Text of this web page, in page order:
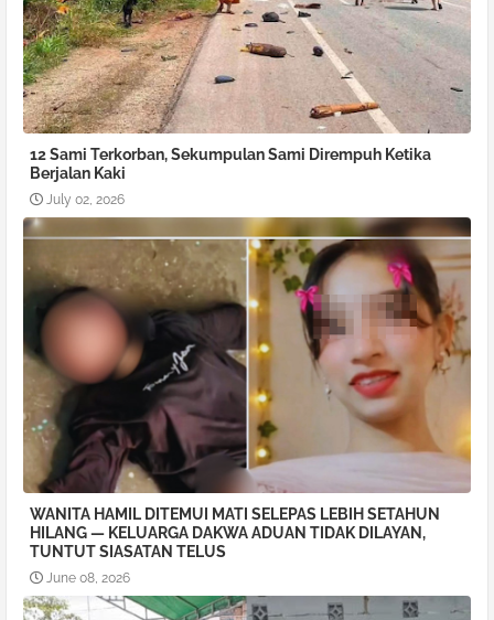
12 Sami Terkorban, Sekumpulan Sami Dirempuh Ketika
Berjalan Kaki
July 02, 2026
WANITA HAMIL DITEMUI MATI SELEPAS LEBIH SETAHUN
HILANG — KELUARGA DAKWA ADUAN TIDAK DILAYAN,
TUNTUT SIASATAN TELUS
June 08, 2026